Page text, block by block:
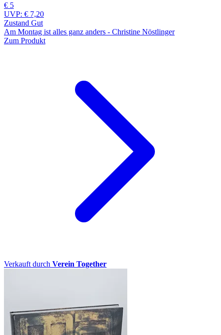
€ 5
UVP: € 7,20
Zustand Gut
Am Montag ist alles ganz anders - Christine Nöstlinger
Zum Produkt
Verkauft durch Verein Together